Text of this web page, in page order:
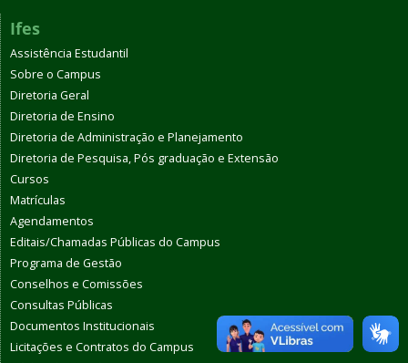
Ifes
Assistência Estudantil
Sobre o Campus
Diretoria Geral
Diretoria de Ensino
Diretoria de Administração e Planejamento
Diretoria de Pesquisa, Pós graduação e Extensão
Cursos
Matrículas
Agendamentos
Editais/Chamadas Públicas do Campus
Programa de Gestão
Conselhos e Comissões
Consultas Públicas
Documentos Institucionais
Licitações e Contratos do Campus